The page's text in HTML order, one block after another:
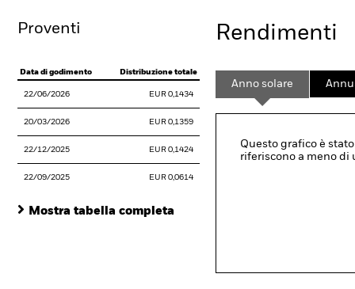
Proventi
Data di godimento Distribuzione totale
22/06/2026 EUR 0,1434
20/03/2026 EUR 0,1359
22/12/2025 EUR 0,1424
22/09/2025 EUR 0,0614
Mostra tabella completa
Rendimenti
Anno solare
Questo grafico è
riferiscono a meno di